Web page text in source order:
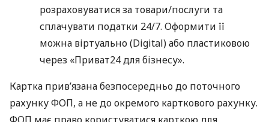
розраховуватися за товари/послуги та
сплачувати податки 24/7. Оформити її
можна віртуально (Digital) або пластиковою
через «Приват24 для бізнесу».
Картка прив’язана безпосередньо до поточного
рахунку ФОП, а не до окремого карткового рахунку.